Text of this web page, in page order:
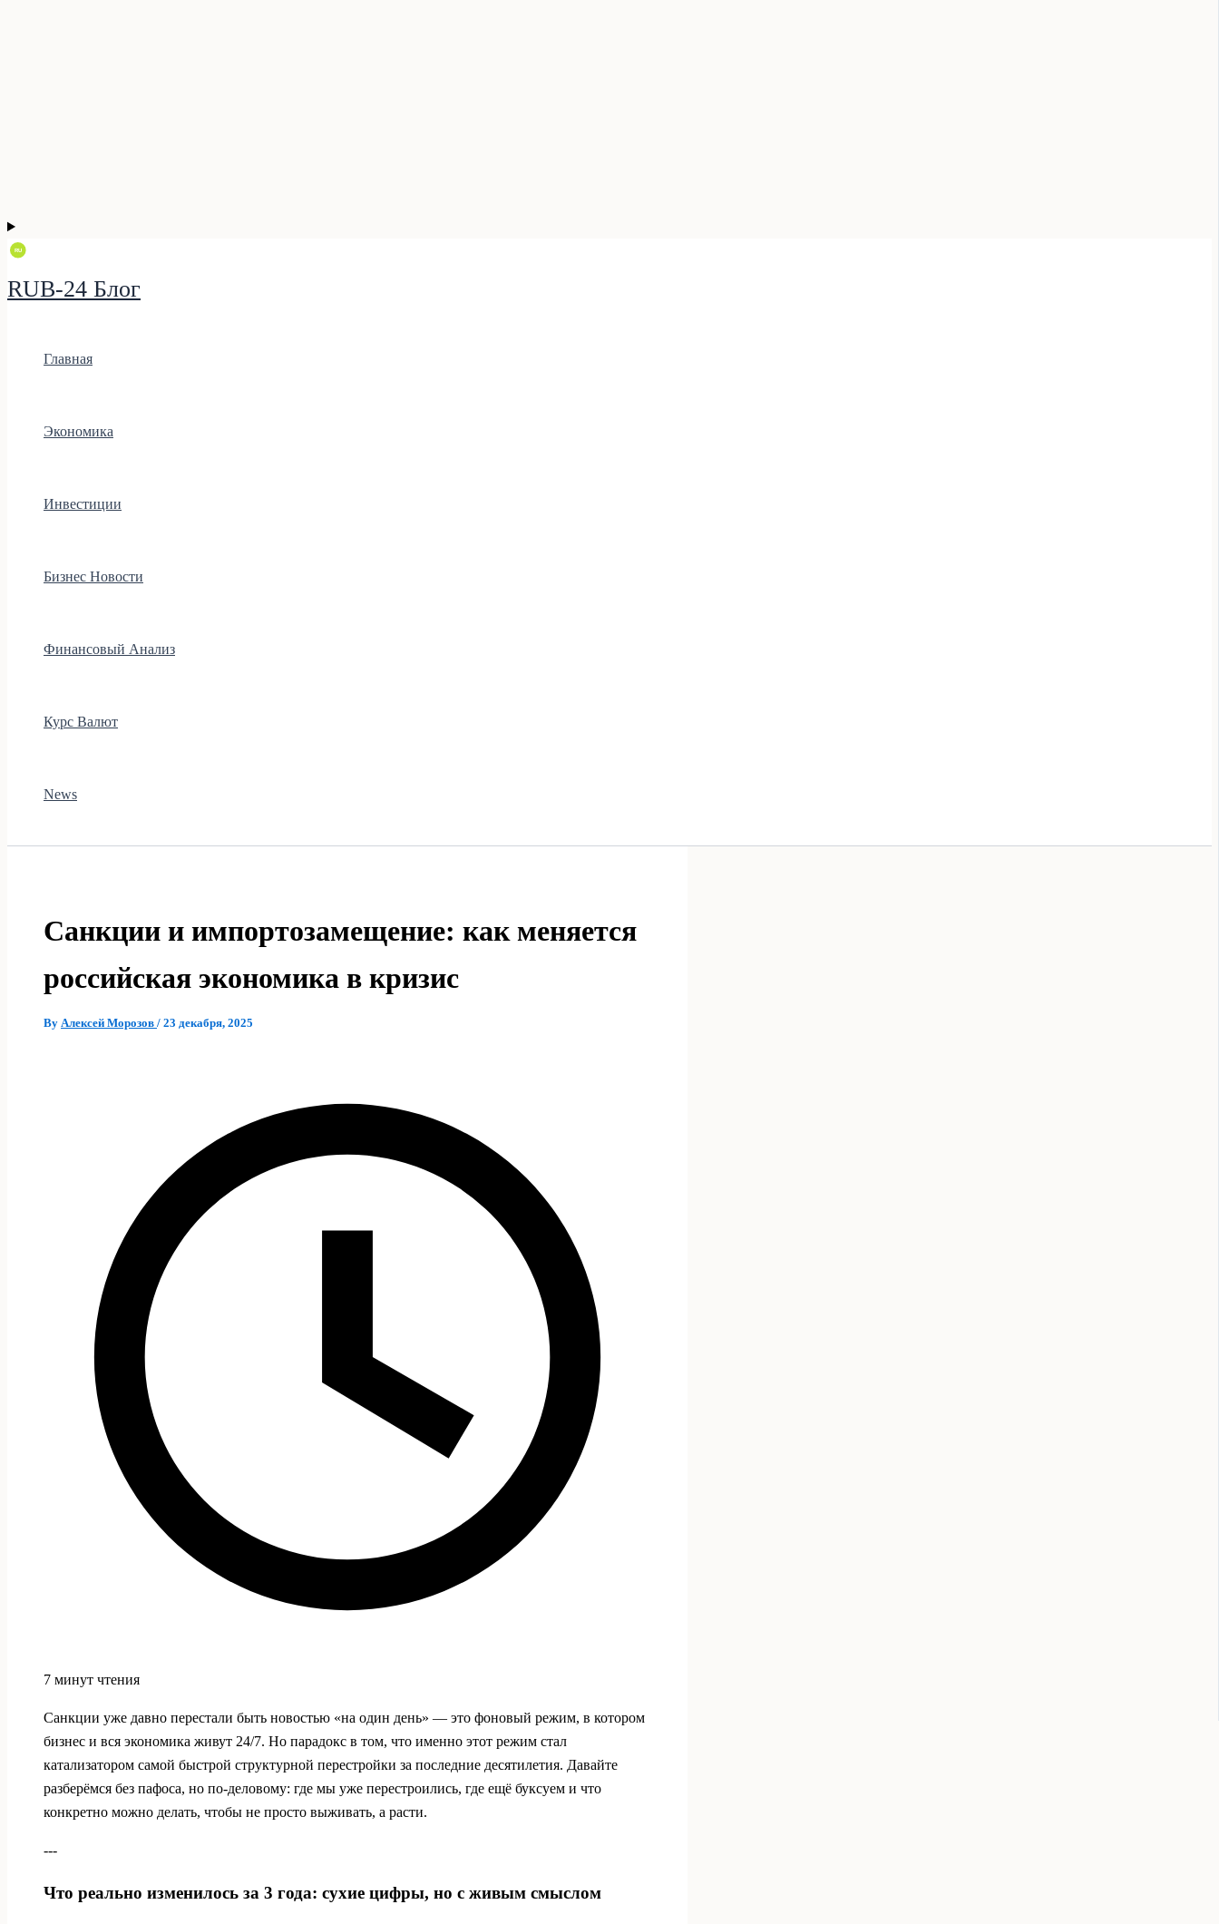
RUB-24 Блог
Главная
Экономика
Инвестиции
Бизнес Новости
Финансовый Анализ
Курс Валют
News
Санкции и импортозамещение: как меняется
российская экономика в кризис
By Алексей Морозов / 23 декабря, 2025
7 минут чтения
Санкции уже давно перестали быть новостью «на один день» — это фоновый режим, в котором
бизнес и вся экономика живут 24/7. Но парадокс в том, что именно этот режим стал
катализатором самой быстрой структурной перестройки за последние десятилетия. Давайте
разберёмся без пафоса, но по‑деловому: где мы уже перестроились, где ещё буксуем и что
конкретно можно делать, чтобы не просто выживать, а расти.
---
Что реально изменилось за 3 года: сухие цифры, но с живым смыслом